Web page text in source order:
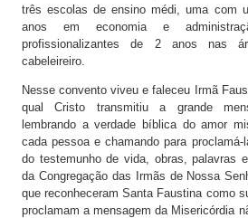
três escolas de ensino médi, uma com
anos em economia e
profissionalizantes de 2 anos nas
cabeleireiro.
Nesse convento viveu e faleceu Irmã
qual Cristo transmitiu a grande
lembrando a verdade bíblica do amor
cada pessoa e chamando para
do testemunho de vida, obras, palavras
da Congregação das Irmãs de Nossa
que reconheceram Santa Faustina como
proclamam a mensagem da Misericórdia